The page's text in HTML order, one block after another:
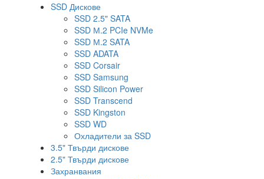
SSD Дискове
SSD 2.5" SATA
SSD М.2 PCIe NVMe
SSD М.2 SATA
SSD ADATA
SSD Corsair
SSD Samsung
SSD Silicon Power
SSD Transcend
SSD Kingston
SSD WD
Охладители за SSD
3.5" Твърди дискове
2.5" Твърди дискове
Захранвания